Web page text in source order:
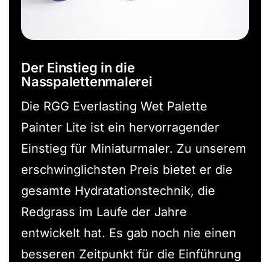
Der Einstieg in die
Nasspalettenmalerei
Die RGG Everlasting Wet Palette
Painter Lite ist ein hervorragender
Einstieg für Miniaturmaler. Zu unserem
erschwinglichsten Preis bietet er die
gesamte Hydratationstechnik, die
Redgrass im Laufe der Jahre
entwickelt hat. Es gab noch nie einen
besseren Zeitpunkt für die Einführung